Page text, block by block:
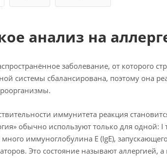
анализ на
заболевание, от которого
системы сбалансирована, поэтому она
иммунитета реакция
обычно используют только для одной:
иммуноглобулина Е (IgE),
Это состояние называют аллергией,